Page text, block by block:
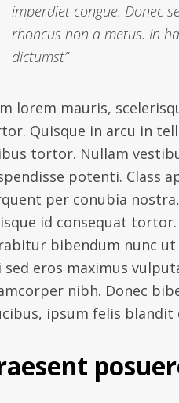
imperdiet congue. Donec
rhoncus non a metus. In
dictumst”
lorem mauris,
Quisque in arcu in
tortor. Nullam
potenti. Class
per conubia
id consequat
bibendum nunc ut
sed eros maximus
nibh. Donec
ipsum felis blandit